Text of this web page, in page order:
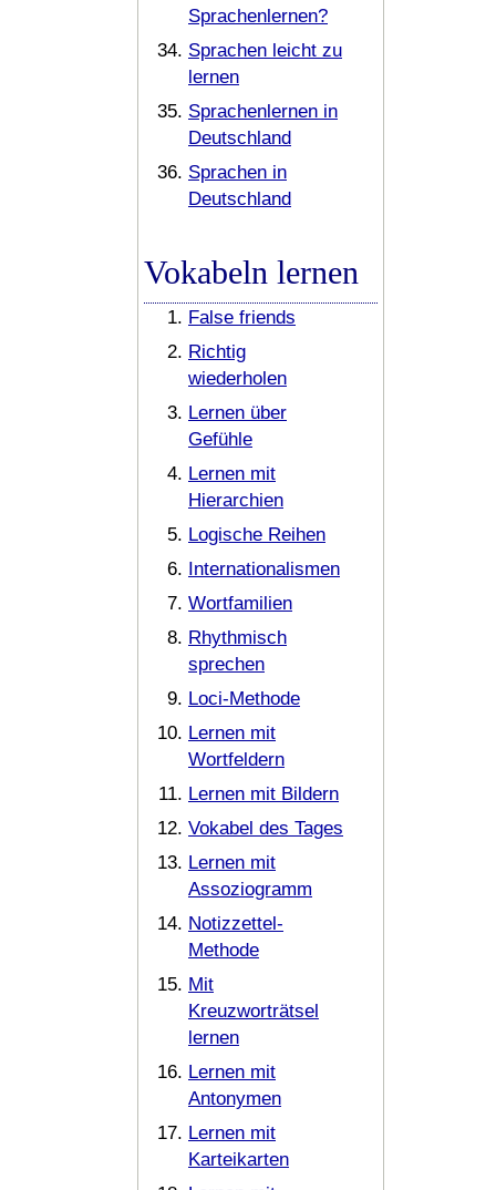
Sprachenlernen?
Sprachen leicht zu
lernen
Sprachenlernen in
Deutschland
Sprachen in
Deutschland
Vokabeln lernen
False friends
Richtig
wiederholen
Lernen über
Gefühle
Lernen mit
Hierarchien
Logische Reihen
Internationalismen
Wortfamilien
Rhythmisch
sprechen
Loci-Methode
Lernen mit
Wortfeldern
Lernen mit Bildern
Vokabel des Tages
Lernen mit
Assoziogramm
Notizzettel-
Methode
Mit
Kreuzworträtsel
lernen
Lernen mit
Antonymen
Lernen mit
Karteikarten